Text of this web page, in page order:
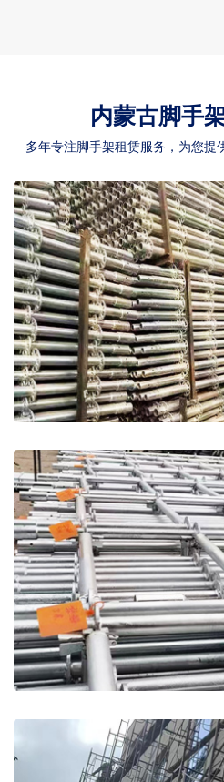
内蒙古脚手
多年专注脚手架租赁服务，为您提